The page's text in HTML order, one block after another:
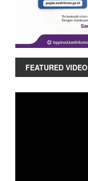
FEATURED VIDEO